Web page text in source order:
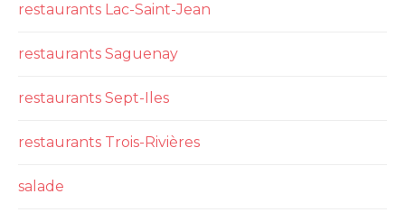
restaurants Lac-Saint-Jean
restaurants Saguenay
restaurants Sept-Iles
restaurants Trois-Rivières
salade